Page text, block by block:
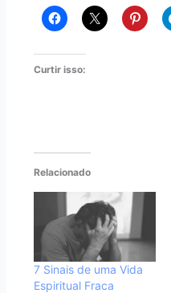
Curtir isso:
Relacionado
7 Sinais de uma Vida
Espiritual Fraca